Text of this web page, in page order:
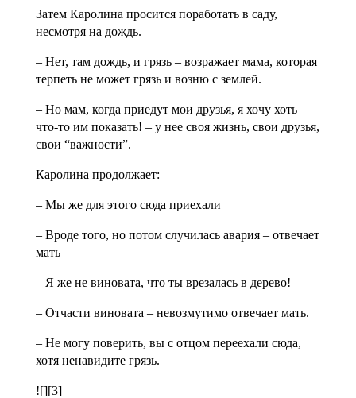
Затем Каролина просится поработать в саду,
несмотря на дождь.
– Нет, там дождь, и грязь – возражает мама, которая
терпеть не может грязь и возню с землей.
– Но мам, когда приедут мои друзья, я хочу хоть
что-то им показать! – у нее своя жизнь, свои друзья,
свои “важности”.
Каролина продолжает:
– Мы же для этого сюда приехали
– Вроде того, но потом случилась авария – отвечает
мать
– Я же не виновата, что ты врезалась в дерево!
– Отчасти виновата – невозмутимо отвечает мать.
– Не могу поверить, вы с отцом переехали сюда,
хотя ненавидите грязь.
![][3]